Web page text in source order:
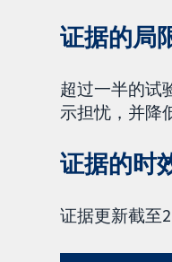
证据的局
超过一半的试
示担忧，并降
证据的时
证据更新截至